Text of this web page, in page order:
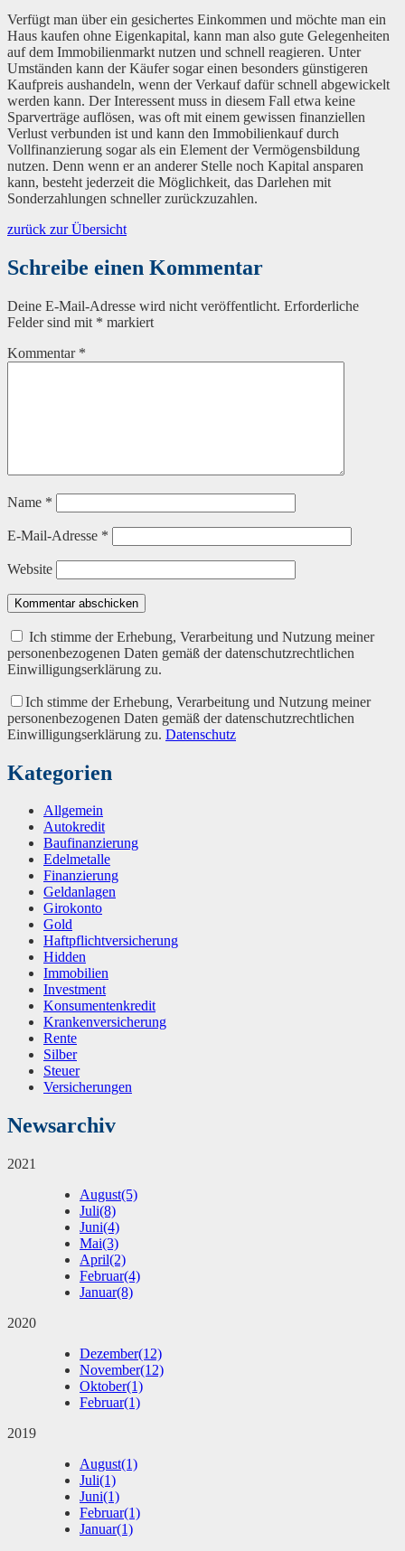
Verfügt man über ein gesichertes Einkommen und möchte man ein
Haus kaufen ohne Eigenkapital, kann man also gute Gelegenheiten
auf dem Immobilienmarkt nutzen und schnell reagieren. Unter
Umständen kann der Käufer sogar einen besonders günstigeren
Kaufpreis aushandeln, wenn der Verkauf dafür schnell abgewickelt
werden kann. Der Interessent muss in diesem Fall etwa keine
Sparverträge auflösen, was oft mit einem gewissen finanziellen
Verlust verbunden ist und kann den Immobilienkauf durch
Vollfinanzierung sogar als ein Element der Vermögensbildung
nutzen. Denn wenn er an anderer Stelle noch Kapital ansparen
kann, besteht jederzeit die Möglichkeit, das Darlehen mit
Sonderzahlungen schneller zurückzuzahlen.
zurück zur Übersicht
Schreibe einen Kommentar
Deine E-Mail-Adresse wird nicht veröffentlicht. Erforderliche
Felder sind mit * markiert
Kommentar *
Name *
E-Mail-Adresse *
Website
Kommentar abschicken
Ich stimme der Erhebung, Verarbeitung und Nutzung meiner
personenbezogenen Daten gemäß der datenschutzrechtlichen
Einwilligungserklärung zu.
Ich stimme der Erhebung, Verarbeitung und Nutzung meiner
personenbezogenen Daten gemäß der datenschutzrechtlichen
Einwilligungserklärung zu. Datenschutz
Kategorien
Allgemein
Autokredit
Baufinanzierung
Edelmetalle
Finanzierung
Geldanlagen
Girokonto
Gold
Haftpflichtversicherung
Hidden
Immobilien
Investment
Konsumentenkredit
Krankenversicherung
Rente
Silber
Steuer
Versicherungen
Newsarchiv
2021
August(5)
Juli(8)
Juni(4)
Mai(3)
April(2)
Februar(4)
Januar(8)
2020
Dezember(12)
November(12)
Oktober(1)
Februar(1)
2019
August(1)
Juli(1)
Juni(1)
Februar(1)
Januar(1)